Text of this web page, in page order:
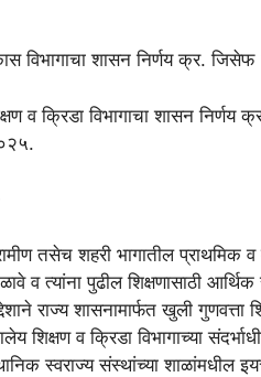
विभागाचा शासन निर्णय क्र.
व क्रिडा विभागाचा शासन
तसेच शहरी भागातील प्राथमिक व
व त्यांना पुढील शिक्षणासाठी
राज्य शासनामार्फत खुली
शिक्षण व क्रिडा विभागाच्या
स्वराज्य संस्थांच्या शाळांमधील